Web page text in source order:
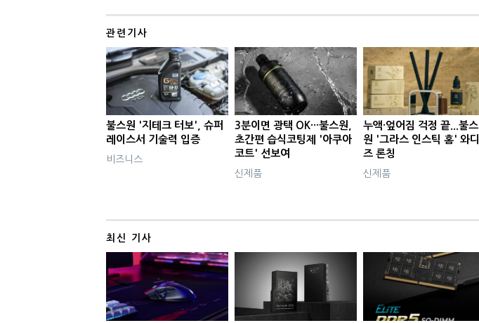
관련기사
불스원 '지테크 터보', 슈퍼
레이스서 기술력 입증
비즈니스
3분이면 광택 OK···불스원,
초간편 습식코팅제 '아쿠아
코트' 선보여
신제품
누액·엎어짐 걱정 끝...불스
원 '그라스 인스틱 홈' 와디
즈 론칭
신제품
최신 기사